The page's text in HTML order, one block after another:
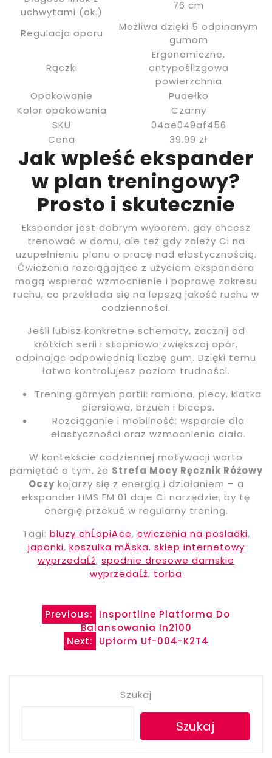
uchwytami (ok.)
76 cm
Regulacja oporu
Możliwa dzięki 5 odpinanym
gumom
Rączki
Ergonomiczne,
antypoślizgowa
powierzchnia
Opakowanie
Pudełko
Kolor opakowania
Czarny
SKU
04ae049af456
Cena
39.99 zł
Jak wpleść ekspander
w plan treningowy?
Prosto i skutecznie
Ekspander jest dobrym wyborem, gdy chcesz
trenować w domu, ale też gdy zależy Ci na
uzupełnieniu planu o pracę nad elastycznością.
Ćwiczenia rozciągające z użyciem ekspandera
mogą wspierać wzmocnienie i poprawę zakresu
ruchu, co przekłada się na lepszą jakość ruchu w
codzienności.
Jeśli lubisz konkretne schematy, zacznij od
krótkich serii i stopniowo zwiększaj opór,
odpinając odpowiednią liczbę gum. Dzięki temu
łatwo kontrolujesz poziom trudności.
Trening górnych partii: ramiona, plecy, klatka
piersiowa, brzuch i biceps.
Rozciąganie i mobilność: wsparcie dla
elastyczności oraz wzmocnienia ciała.
W kontekście codziennej motywacji warto
pamiętać o tym, że Strefa Mocy Ręcznik Różowy
Oczykojarzy się z energią i działaniem – a
ekspander HMS EM 01 daje Ci narzędzie, by tę
energię przekuć w regularny trening.
Tagi: bluzy chĹopiÄce, cwiczenia na posladki,
japonki, koszulka mÄska, sklep internetowy
wyprzedaĹź, spodnie dresowe damskie
wyprzedaĹź, torba
Nawigacja
wpisu
Previous:
Insportline Platforma Do
Balansowania In2100
Next:
Upform Uf-004-K2T4
Szukaj
Szukaj